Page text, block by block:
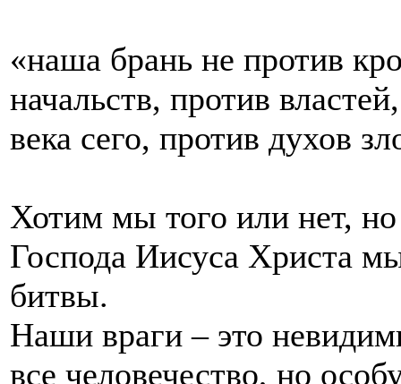
«наша брань не против
начальств, против
века сего, против духов
Хотим мы того или нет,
Господа Иисуса Христа
битвы.
Наши враги – это
все человечество, но